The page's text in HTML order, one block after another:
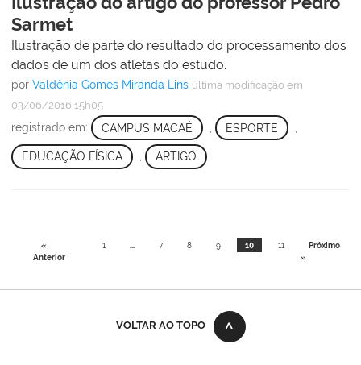
Sarmet
Ilustração de parte do resultado do processamento dos
dados de um dos atletas do estudo.
por Valdênia Gomes Miranda Lins última modificação em
03/06/2016 15h05
registrado em: CAMPUS MACAÉ ESPORTE
EDUCAÇÃO FÍSICA , ARTIGO
«
Anterior
1 ... 7 8 9 10 11
Próximo
»
VOLTAR AO TOPO